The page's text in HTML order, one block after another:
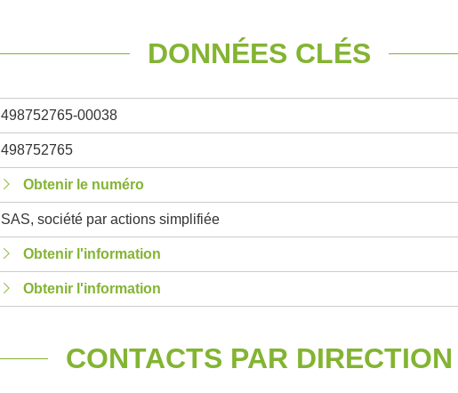
DONNÉES CLÉS
498752765-00038
498752765
Obtenir le numéro
SAS, société par actions simplifiée
Obtenir l'information
Obtenir l'information
CONTACTS PAR DIRECTION